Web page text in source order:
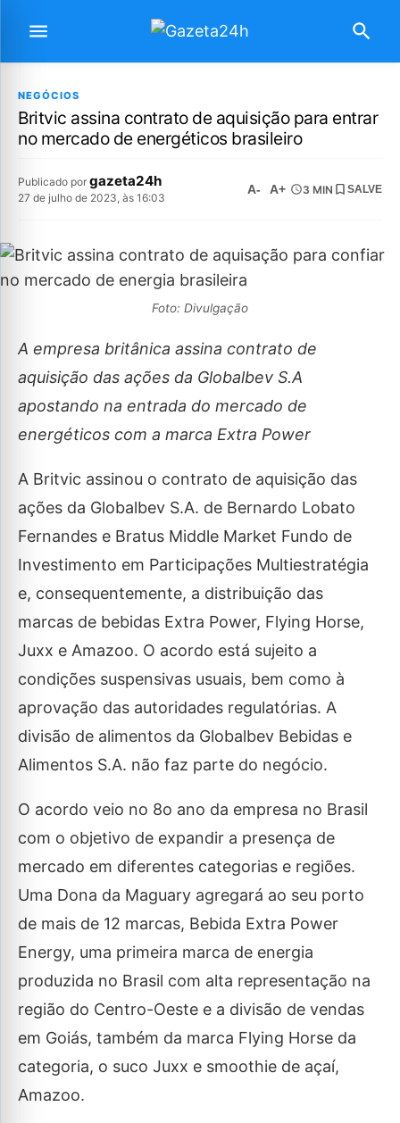
NEGÓCIOS
Britvic assina contrato de aquisição para entrar
no mercado de energéticos brasileiro
Publicado por gazeta24h
27 de julho de 2023, às 16:03
A- A+ 3 MIN SALVE
Foto: Divulgação
A empresa britânica assina contrato de
aquisição das ações da Globalbev S.A
apostando na entrada do mercado de
energéticos com a marca Extra Power
A Britvic assinou o contrato de aquisição das
ações da Globalbev S.A. de Bernardo Lobato
Fernandes e Bratus Middle Market Fundo de
Investimento em Participações Multiestratégia
e, consequentemente, a distribuição das
marcas de bebidas Extra Power, Flying Horse,
Juxx e Amazoo. O acordo está sujeito a
condições suspensivas usuais, bem como à
aprovação das autoridades regulatórias. A
divisão de alimentos da Globalbev Bebidas e
Alimentos S.A. não faz parte do negócio.
O acordo veio no 8o ano da empresa no Brasil
com o objetivo de expandir a presença de
mercado em diferentes categorias e regiões.
Uma Dona da Maguary agregará ao seu porto
de mais de 12 marcas, Bebida Extra Power
Energy, uma primeira marca de energia
produzida no Brasil com alta representação na
região do Centro-Oeste e a divisão de vendas
em Goiás, também da marca Flying Horse da
categoria, o suco Juxx e smoothie de açaí,
Amazoo.